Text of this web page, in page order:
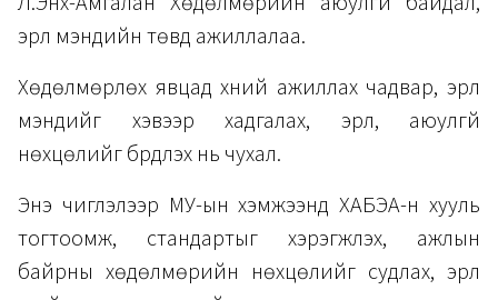
эрүүл мэндийн төвд ажиллалаа.
Хөдөлмөрлөх явцад хүний ажиллах чадвар, эрүүл
мэндийг хэвээр хадгалах, эрүүл, аюулгүй
нөхцөлийг бүрдүүлэх нь чухал.
Энэ чиглэлээр МУ-ын хэмжээнд ХАБЭА-н хууль
тогтоомж, стандартыг хэрэгжүүлэх, ажлын
байрны хөдөлмөрийн нөхцөлийг судлах, эрүүл